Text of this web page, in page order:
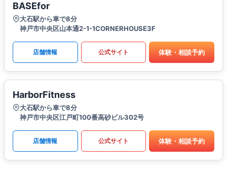
BASEfor
大石駅から車で8分
神戸市中央区山本通2-1-1CORNERHOUSE3F
店舗情報 公式サイト 体験・相談予約
HarborFitness
大石駅から車で8分
神戸市中央区江戸町100番高砂ビル302号
店舗情報 公式サイト 体験・相談予約